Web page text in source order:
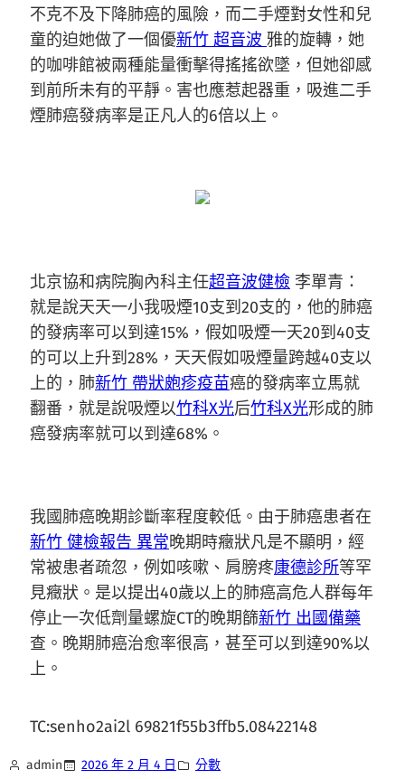
不克不及下降肺癌的風險，而二手煙對女性和兒
童的迫她做了一個優新竹 超音波 雅的旋轉，她
的咖啡館被兩種能量衝擊得搖搖欲墜，但她卻感
到前所未有的平靜。害也應惹起器重，吸進二手
煙肺癌發病率是正凡人的6倍以上。
北京協和病院胸內科主任超音波健檢 李單青：
就是說天天一小我吸煙10支到20支的，他的肺癌
的發病率可以到達15%，假如吸煙一天20到40支
的可以上升到28%，天天假如吸煙量跨越40支以
上的，肺新竹 帶狀皰疹疫苗癌的發病率立馬就
翻番，就是說吸煙以竹科X光后竹科X光形成的肺
癌發病率就可以到達68%。
我國肺癌晚期診斷率程度較低。由于肺癌患者在
新竹 健檢報告 異常晚期時癥狀凡是不顯明，經
常被患者疏忽，例如咳嗽、肩膀疼康德診所等罕
見癥狀。是以提出40歲以上的肺癌高危人群每年
停止一次低劑量螺旋CT的晚期篩新竹 出國備藥
查。晚期肺癌治愈率很高，甚至可以到達90%以
上。
TC:senho2ai2l 69821f55b3ffb5.08422148
admin 2026 年 2 月 4 日 分數